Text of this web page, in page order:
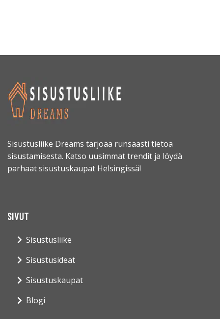
Sisustusliike Dreams tarjoaa runsaasti tietoa
sisustamisesta. Katso uusimmat trendit ja löydä
parhaat sisustuskaupat Helsingissä!
SIVUT
Sisustusliike
Sisustusideat
Sisustuskaupat
Blogi